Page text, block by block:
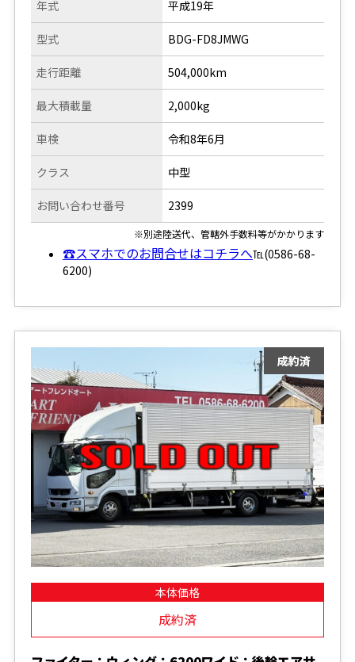
年式
型式
走行距離
平成19年
BDG-FD8JMWG
504,000km
最大積載量
車検
クラス
お問い合わせ番号
2,000kg
令和8年6月
中型
2399
※別途陸送代、管轄外手数料等がかかります
☎スマホでのお問合せはコチラへ℡(0586-68-
6200)
本体価格
成約済